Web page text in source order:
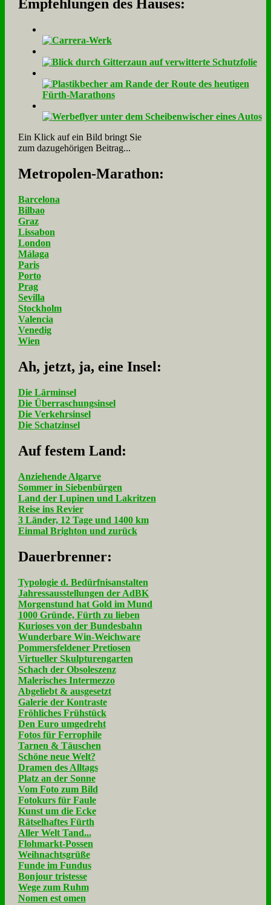
Empfehlungen des Hauses:
Ein Klick auf ein Bild bringt Sie
zum dazugehörigen Beitrag...
Me­tro­po­len-Ma­ra­thon:
Barcelona
Bilbao
Graz
Lissabon
London
Málaga
Paris
Porto
Prag
Sevilla
Stockholm
Valencia
Venedig
Wien
Ah, jetzt, ja, ei­ne In­sel:
Die Lärminsel
Die Überraschungsinsel
Die Verkehrsinsel
Die Schatzinsel
Auf fe­stem Land:
Anziehende Algarve
Sommer in Siebenbürgen
Land der Lupinen und Lakritzen
Reise ins Revier
3 Länder, 12 Tage und 1400 km
Einmal Brighton und zurück
Dau­er­bren­ner:
Typologie d. Bedürfnisanstalten
Jahressausstellungen der AdBK
Morgenstund hat Gold im Mund
1000 Gründe, Fürth zu lieben
Kurioses von der Bundesbahn
Wunderbare Win-Weichware
Pommersfeldener Pretiosen
Virtueller Skulpturengarten
Schach der Obsoleszenz
Malerisches Intermezzo
Abgeliebt & ausgesetzt
Galerie der Kontraste
Fröhliches Frühstück
Den Euro umgedreht
Fotos für Ferrophile
Tarnen & Täuschen
Schöne neue Welt?
Dramen des Alltags
Platz an der Sonne
Vom Foto zum Bild
Fotokurs für Faule
Kunst um die Ecke
Rätselhaftes Fürth
Aller Welt Tand...
Flohmarkt-Possen
Weihnachtsgrüße
Funde im Fundus
Bonjour tristesse
Wege zum Ruhm
Nomen est omen